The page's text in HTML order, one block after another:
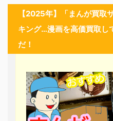
【2025年】「まんが買取
キング…漫画を高価買取し
だ！